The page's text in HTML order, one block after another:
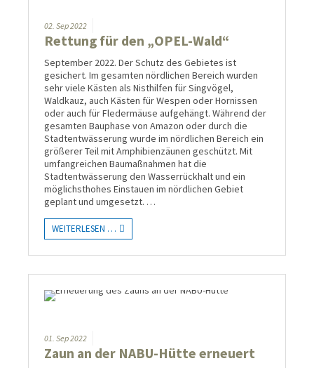
02. Sep2022
Rettung für den „OPEL-Wald“
September 2022. Der Schutz des Gebietes ist
gesichert. Im gesamten nördlichen Bereich wurden
sehr viele Kästen als Nisthilfen für Singvögel,
Waldkauz, auch Kästen für Wespen oder Hornissen
oder auch für Fledermäuse aufgehängt. Während der
gesamten Bauphase von Amazon oder durch die
Stadtentwässerung wurde im nördlichen Bereich ein
größerer Teil mit Amphibienzäunen geschützt. Mit
umfangreichen Baumaßnahmen hat die
Stadtentwässerung den Wasserrückhalt und ein
möglichsthohes Einstauen im nördlichen Gebiet
geplant und umgesetzt. …
WEITERLESEN …
01. Sep2022
Zaun an der NABU-Hütte erneuert